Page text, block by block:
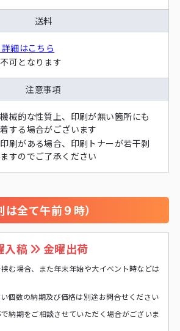
送料
詳細はこちら
可となります
注意事項
械的な性質上、印刷が無い箇所にも
する場合がございます
刷がある場合、印刷トナーが若干剥
すのでご了承ください
全て午前９時）
入稿 金曜出荷
む場合、また年末年始や大イベント時などは
個数の納期及び価格は別途お問合せください
納期をご相談させていただく場合がございま